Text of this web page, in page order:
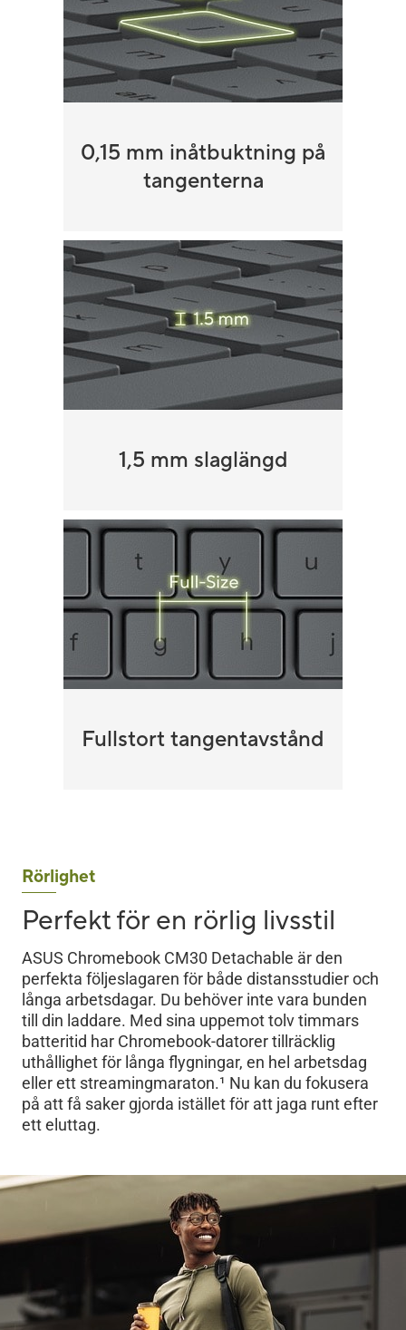
0,15 mm inåtbuktning på
tangenterna
1,5 mm slaglängd
Fullstort tangentavstånd
Rörlighet
Perfekt för en rörlig livsstil
ASUS Chromebook CM30 Detachable är den
perfekta följeslagaren för både distansstudier och
långa arbetsdagar. Du behöver inte vara bunden
till din laddare. Med sina uppemot tolv timmars
batteritid har Chromebook-datorer tillräcklig
uthållighet för långa flygningar, en hel arbetsdag
eller ett streamingmaraton.1 Nu kan du fokusera
på att få saker gjorda istället för att jaga runt efter
ett eluttag.